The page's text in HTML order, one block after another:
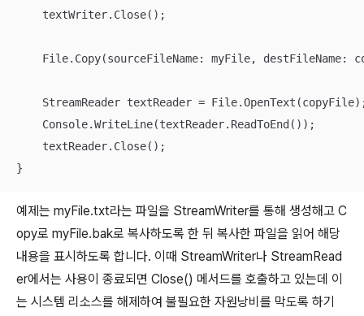
    textWriter.Close();
File.Copy(sourceFileName: myFile, destFileName:
StreamReader textReader =
    Console.WriteLine(textReader.ReadToEnd());
    textReader.Close();
}
예제는 myFile.txt라는 파일을 StreamWriter를 통해 생성해고 C
opy로 myFile.bak로 복사하도록 한 뒤 복사한 파일을 읽어 해당
내용을 표시하도록 합니다. 이때 StreamWriter나 StreamRead
er에서는 사용이 종료되면 Close() 메서드를 호출하고 있는데 이
는 시스템 리소스를 해제하여 불필요한 자원낭비를 막도록 하기